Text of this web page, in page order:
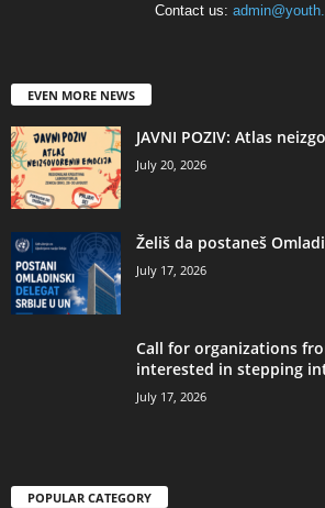
Contact us:
EVEN MORE NEWS
JAVNI POZIV: Atlas
July 20, 2026
Želiš da postaneš
July 17, 2026
Call for organizations
interested in stepping
July 17, 2026
POPULAR CATEGORY